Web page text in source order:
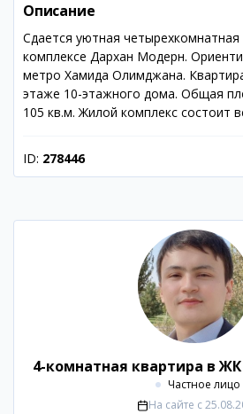
Описание
Сдается уютная
комплексе Дархан Модерн.
метро Хамида Олимджана.
этаже 10-этажного дома. Общая
105 кв.м. Жилой комплекс состоит
ID: 278446
4-комнатная квартира в
Частное лицо
На сайте с